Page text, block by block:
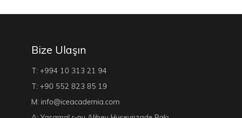
Bize Ulaşın
T: +994 10 313 21 94
T: +90 552 823 85 19
M: info@iceacademia.com